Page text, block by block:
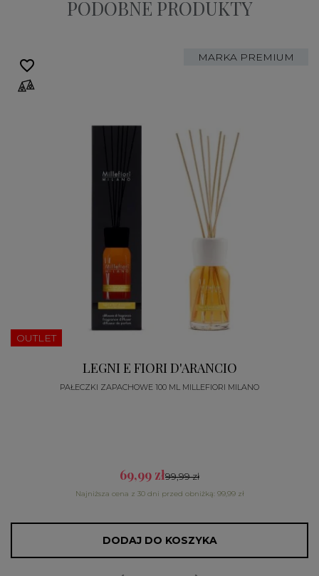
PODOBNE PRODUKTY
MARKA PREMIUM
OUTLET
LEGNI E FIORI D'ARANCIO
PAŁECZKI ZAPACHOWE 100 ML MILLEFIORI MILANO
69,99 zł99,99 zł
Najniższa cena z 30 dni przed obniżką: 99,99 zł
DODAJ DO KOSZYKA
favorite_border